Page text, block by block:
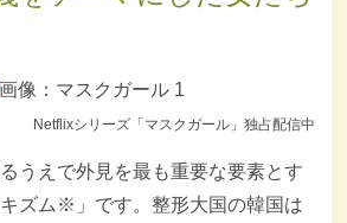
Netflixシリーズ「マスクガール」独占配信中
うえで外見を最も重要な要素とす
ズム※」です。整形大国の韓国は